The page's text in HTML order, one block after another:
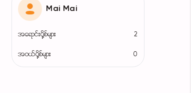
Mai Mai
အရောင်းပို့စ်များ 2
အဝယ်ပို့စ်များ 0